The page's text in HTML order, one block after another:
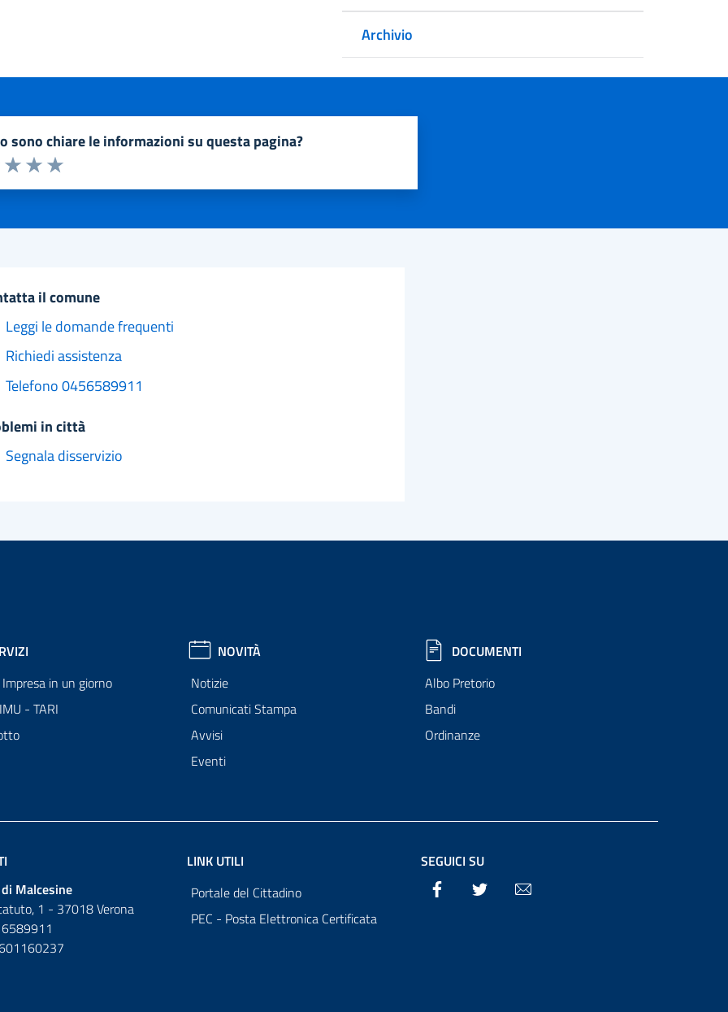
Archivio
sono chiare le informazioni su questa pagina?
1 a 5 stelle la pagina
Valuta 5 stelle su 5
Valuta 4 stelle su 5
Valuta 3 stelle su 5
2 stelle su 5
stelle su 5
il comune
Leggi le domande frequenti
Richiedi assistenza
Telefono 0456589911
in città
Segnala disservizio
in un giorno
- TARI
NOVITÀ
Notizie
Comunicati Stampa
Avvisi
Eventi
DOCUMENTI
Albo Pretorio
Bandi
Ordinanze
Malcesine
1 - 37018 Verona
LINK UTILI
Portale del Cittadino
PEC - Posta Elettronica Certificata
SEGUICI SU
Facebook Twitter